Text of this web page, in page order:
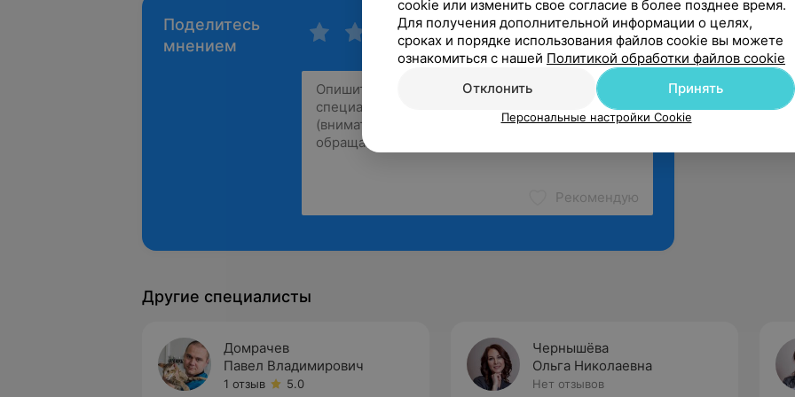
Поделитесь
мнением
Рекомендую
Другие специалисты
Домрачев
Павел Владимирович
1 отзыв 5.0
Чернышёва
Ольга Николаевна
Нет отзывов
cookie или изменить свое согласие в более позднее время.
Для получения дополнительной информации о целях,
сроках и порядке использования файлов cookie вы можете
ознакомиться с нашей Политикой обработки файлов cookie
Отклонить
Принять
Персональные настройки Cookie